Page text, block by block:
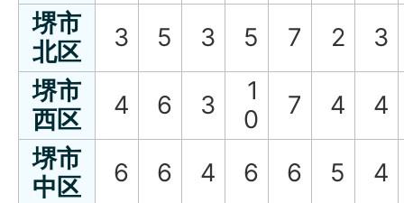
堺市
北区
3 5 3 5 7 2
3
堺市
西区
4 6 3
1
0
7 4
4
堺市
中区
6 6 4 6 6 5
4